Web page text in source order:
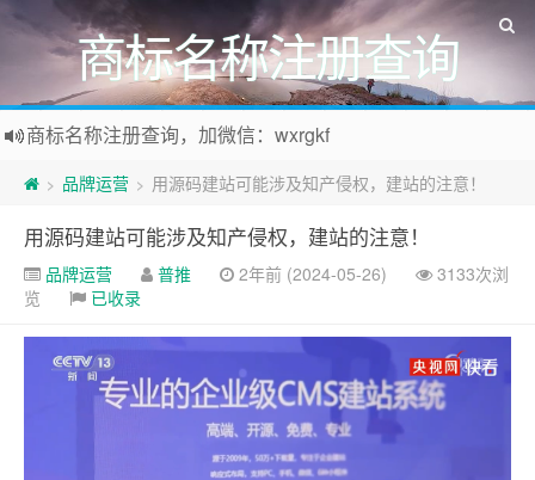
商标名称注册查询
商标名称注册查询，加微信：wxrgkf
商标注册和购买，加微信：wxrgkf
> 品牌运营 > 用源码建站可能涉及知产侵权，建站的注意！
用源码建站可能涉及知产侵权，建站的注意！
品牌运营 普推 2年前 (2024-05-26)
3133次浏
览
已收录